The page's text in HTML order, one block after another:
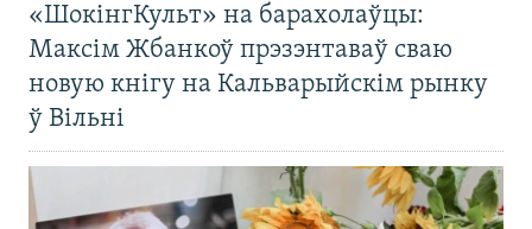
«ШокінгКульт» на барахолаўцы:
Максім Жбанкоў прэзэнтаваў сваю
новую кнігу на Кальварыйскім рынку
ў Вільні